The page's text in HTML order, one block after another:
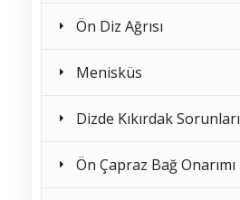
Ön Diz Ağrısı
Menisküs
Dizde Kıkırdak Sorunları
Ön Çapraz Bağ Onarımı